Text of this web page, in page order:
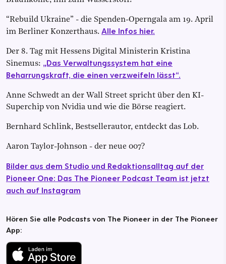
“Rebuild Ukraine” - die Spenden-Operngala am 19. April
im Berliner Konzerthaus. Alle Infos hier.
Der 8. Tag mit Hessens Digital Ministerin Kristina
Sinemus: „Das Verwaltungssystem hat eine
Beharrungskraft, die einen verzweifeln lässt“.
Anne Schwedt an der Wall Street spricht über den KI-
Superchip von Nvidia und wie die Börse reagiert.
Bernhard Schlink, Bestsellerautor, entdeckt das Lob.
Aaron Taylor-Johnson - der neue 007?
Bilder aus dem Studio und Redaktionsalltag auf der
Pioneer One: Das The Pioneer Podcast Team ist jetzt
auch auf Instagram
Hören Sie alle Podcasts von The Pioneer in der The Pioneer
App: